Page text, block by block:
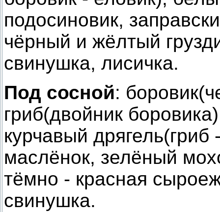
подосиновик,
чёрный и жёлтый
свинушка, лисичка.
Под сосной:
гриб(двойник
курчавый
маслёнок, зелёный
тёмно - красная
свинушка.